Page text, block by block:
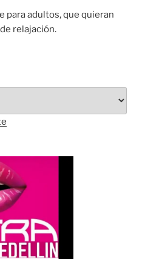
para adultos, que quieran
relajación.